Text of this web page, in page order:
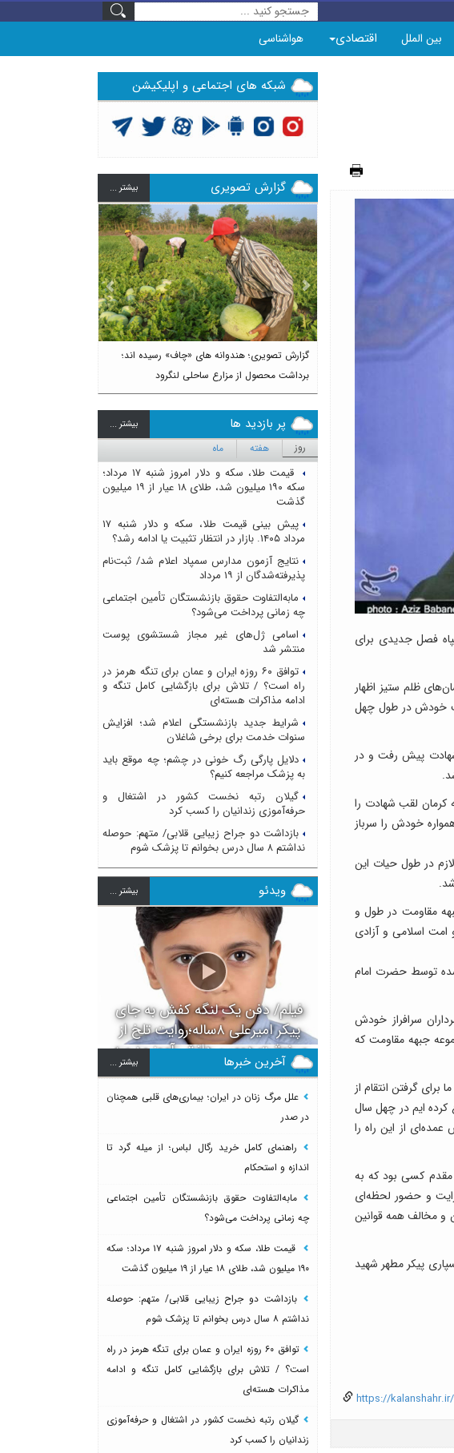
بین الملل اقتصادی هواشناسی
فصل جدیدی برای
ظلم ستیز اظهار
خودش در طول چهل
شهادت پیش رفت و در
کرمان لقب شهادت را
خودش را سرباز
در طول حیات این
مقاومت در طول و
امت اسلامی و آزادی
توسط حضرت امام
سرافراز خودش
جبهه مقاومت که
برای گرفتن انتقام از
کرده ایم در چهل سال
از این راه را
مقدم کسی بود که به
و حضور لحظه‌ای
و مخالف همه قوانین
پیکر مطهر شهید
https://
شبکه های اجتماعی و اپلیکیشن
گزارش تصویری بيشتر ...
گزارش تصویری؛ هندوانه های «چاف» رسیده اند؛
برداشت محصول از مزارع ساحلی لنگرود
Previous Next
پر بازدید ها بيشتر ...
روز هفته ماه
قیمت طلا، سکه و دلار امروز شنبه ۱۷ مرداد؛
سکه ۱۹۰ میلیون شد، طلای ۱۸ عیار از ۱۹ میلیون
گذشت
پیش بینی قیمت طلا، سکه و دلار شنبه ۱۷
مرداد ۱۴۰۵. بازار در انتظار تثبیت یا ادامه رشد؟
نتایج آزمون مدارس سمپاد اعلام شد/ ثبت‌نام
پذیرفته‌شدگان از ۱۹ مرداد
مابه‌التفاوت حقوق بازنشستگان تأمین اجتماعی
چه زمانی پرداخت می‌شود؟
اسامی ژل‌های غیر مجاز شستشوی پوست
منتشر شد
توافق ۶۰ روزه ایران و عمان برای تنگه هرمز در
راه است؟ / تلاش برای بازگشایی کامل تنگه و
ادامه مذاکرات هسته‌ای
شرایط جدید بازنشستگی اعلام شد؛ افزایش
سنوات خدمت برای برخی شاغلان
دلایل پارگی رگ خونی در چشم؛ چه موقع باید
به پزشک مراجعه کنیم؟
گیلان رتبه نخست کشور در اشتغال و
حرفه‌آموزی زندانیان را کسب کرد
بازداشت دو جراح زیبایی قلابی/ متهم: حوصله
نداشتم ۸ سال درس بخوانم تا پزشک شوم
ویدئو بيشتر ...
فیلم/ دفن یک لنگه کفش به جای
پیکر امیرعلی ۸ساله؛روایت تلخ از
سرنوشت دومین دانش آموز مدرسه
میناب بعد از ماکان
آخرین خبرها بيشتر ...
علل مرگ زنان در ایران؛ بیماری‌های قلبی همچنان
در صدر
راهنمای کامل خرید رگال لباس؛ از میله گرد تا
اندازه و استحکام
مابه‌التفاوت حقوق بازنشستگان تأمین اجتماعی
چه زمانی پرداخت می‌شود؟
قیمت طلا، سکه و دلار امروز شنبه ۱۷ مرداد؛ سکه
۱۹۰ میلیون شد، طلای ۱۸ عیار از ۱۹ میلیون گذشت
بازداشت دو جراح زیبایی قلابی/ متهم: حوصله
نداشتم ۸ سال درس بخوانم تا پزشک شوم
توافق ۶۰ روزه ایران و عمان برای تنگه هرمز در راه
است؟ / تلاش برای بازگشایی کامل تنگه و ادامه
مذاکرات هسته‌ای
گیلان رتبه نخست کشور در اشتغال و حرفه‌آموزی
زندانیان را کسب کرد